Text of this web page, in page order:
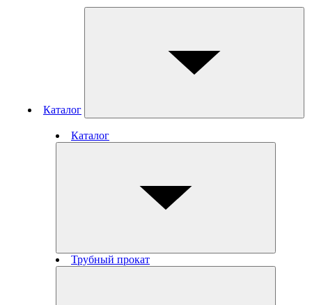
Каталог
Каталог
Трубный прокат